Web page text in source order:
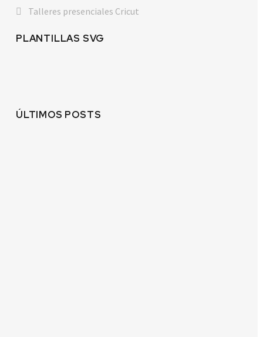
Talleres presenciales Cricut
PLANTILLAS SVG
ÚLTIMOS POSTS